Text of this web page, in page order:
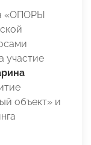
«ОПОРЫ
участие
объект» и